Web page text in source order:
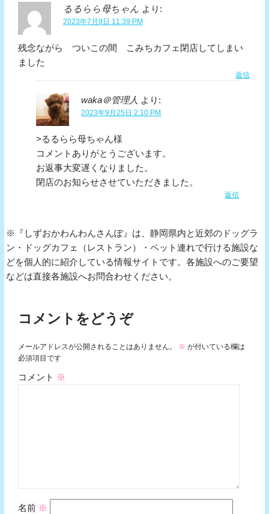
るるらら母ちゃん より:
2023年7月9日 11:39 PM
残念ながら ついこの間 こみちカフェ閉店してしまい
ました
返信
waka＠管理人 より:
2023年9月25日 2:10 PM
>るるらら母ちゃん様
コメントありがとうございます。
お返事大変遅くなりました。
閉店のお知らせさせていただきました。
返信
※『しずおかわんわんさんぽ』は、静岡県内と近郊のドッグラ
ン・ドッグカフェ（レストラン）・ペット連れで行ける施設な
どを個人的に紹介している情報サイトです。各施設へのご要望
などは直接各施設へお問合わせください。
コメントをどうぞ
メールアドレスが公開されることはありません。 ※ が付いている欄は
必須項目です
コメント ※
名前 ※